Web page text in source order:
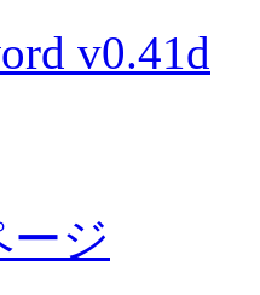
v0.41d
ージ